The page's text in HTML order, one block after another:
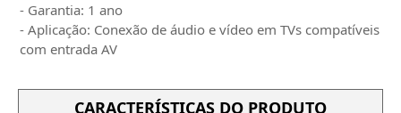
- Garantia: 1 ano
- Aplicação: Conexão de áudio e vídeo em TVs compatíveis
com entrada AV
CARACTERÍSTICAS DO PRODUTO